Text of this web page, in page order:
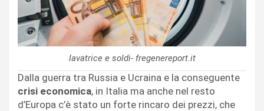
lavatrice e soldi- fregenereport.it
Dalla guerra tra Russia e Ucraina e la conseguente
crisi economica, in Italia ma anche nel resto
d’Europa c’è stato un forte rincaro dei prezzi, che